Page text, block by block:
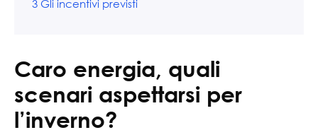
3 Gli incentivi previsti
Caro energia, quali
scenari aspettarsi per
l’inverno?